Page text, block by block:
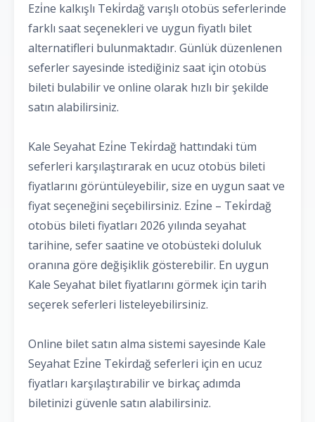
Ezi̇ne kalkışlı Teki̇rdağ varışlı otobüs seferlerinde
farklı saat seçenekleri ve uygun fiyatlı bilet
alternatifleri bulunmaktadır. Günlük düzenlenen
seferler sayesinde istediğiniz saat için otobüs
bileti bulabilir ve online olarak hızlı bir şekilde
satın alabilirsiniz.
Kale Seyahat Ezi̇ne Teki̇rdağ hattındaki tüm
seferleri karşılaştırarak en ucuz otobüs bileti
fiyatlarını görüntüleyebilir, size en uygun saat ve
fiyat seçeneğini seçebilirsiniz. Ezi̇ne – Teki̇rdağ
otobüs bileti fiyatları 2026 yılında seyahat
tarihine, sefer saatine ve otobüsteki doluluk
oranına göre değişiklik gösterebilir. En uygun
Kale Seyahat bilet fiyatlarını görmek için tarih
seçerek seferleri listeleyebilirsiniz.
Online bilet satın alma sistemi sayesinde Kale
Seyahat Ezi̇ne Teki̇rdağ seferleri için en ucuz
fiyatları karşılaştırabilir ve birkaç adımda
biletinizi güvenle satın alabilirsiniz.